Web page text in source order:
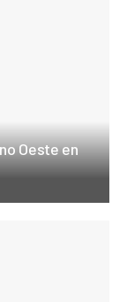
Oeste en